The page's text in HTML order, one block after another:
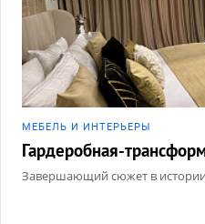
МЕБЕЛЬ И ИНТЕРЬЕРЫ
Гардеробная-
Завершающий сюжет в